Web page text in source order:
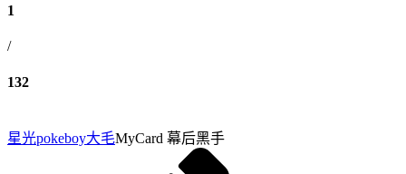
1
/
132
星光pokeboy大毛MyCard 幕后黑手